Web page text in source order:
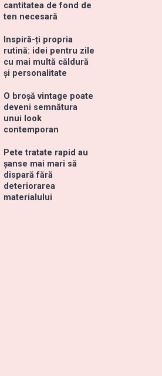
cantitatea de fond de
ten necesară
Inspiră-ți propria
rutină: idei pentru zile
cu mai multă căldură
și personalitate
O broșă vintage poate
deveni semnătura
unui look
contemporan
Pete tratate rapid au
șanse mai mari să
dispară fără
deteriorarea
materialului